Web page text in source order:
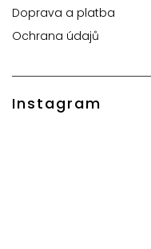
Doprava a platba
Ochrana údajů
Instagram